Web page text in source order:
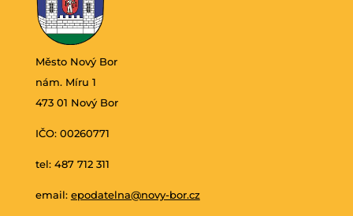
Město Nový Bor
nám. Míru 1
473 01 Nový Bor
IČO: 00260771
tel: 487 712 311
email: epodatelna@novy-bor.cz